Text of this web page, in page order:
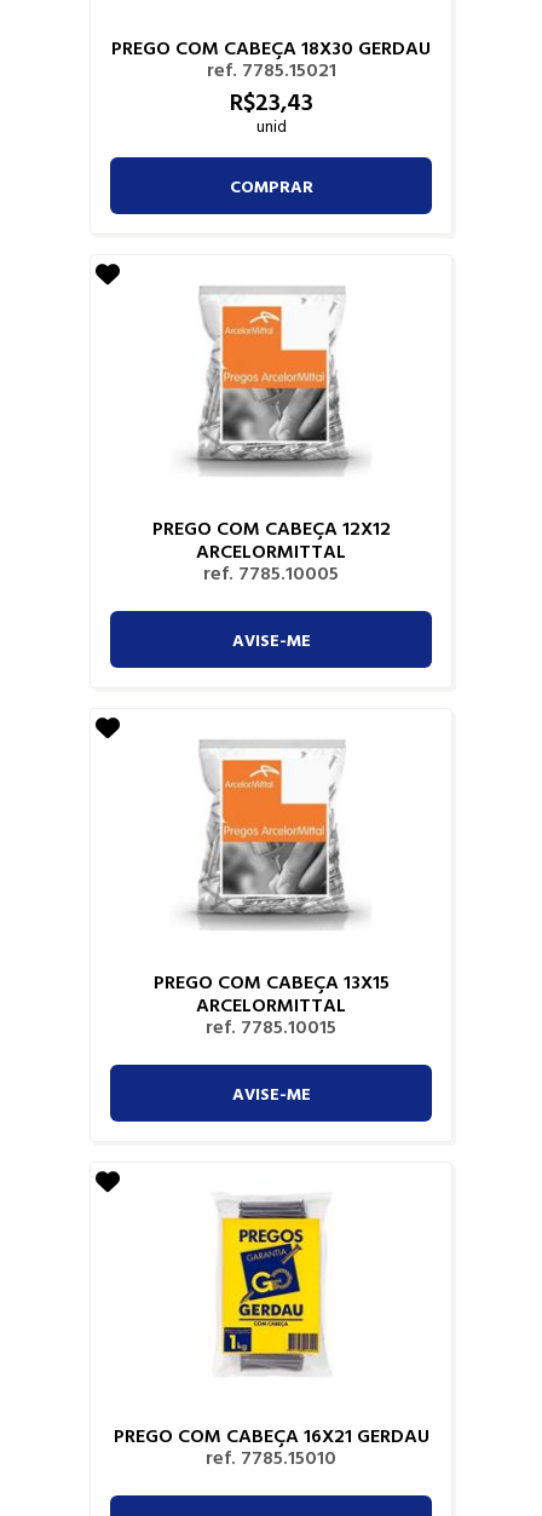
PREGO COM CABEÇA 18X30 GERDAU
ref. 7785.15021
R$23,43
unid
COMPRAR
PREGO COM CABEÇA 12X12
ARCELORMITTAL
ref. 7785.10005
AVISE-ME
PREGO COM CABEÇA 13X15
ARCELORMITTAL
ref. 7785.10015
AVISE-ME
PREGO COM CABEÇA 16X21 GERDAU
ref. 7785.15010